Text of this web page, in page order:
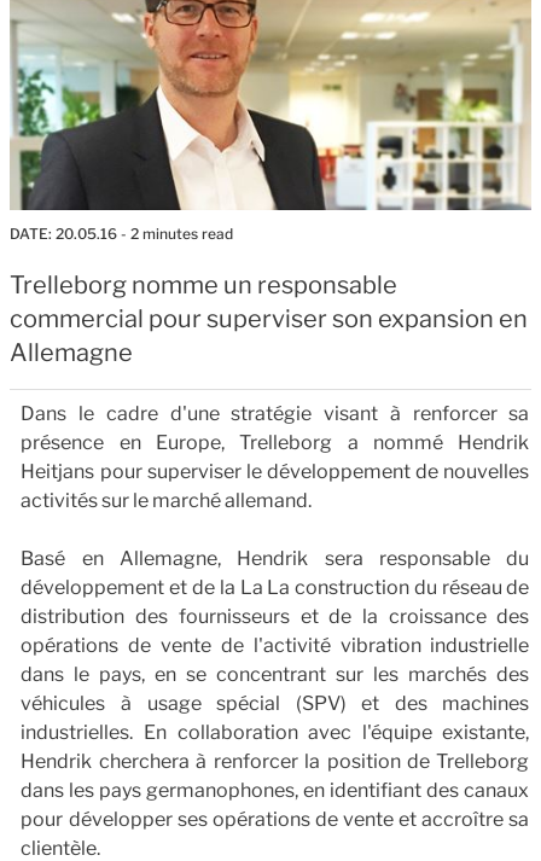
DATE: 20.05.16 - 2 minutes read
Trelleborg nomme un responsable
commercial pour superviser son expansion en
Allemagne
Dans le cadre d'une stratégie visant à renforcer sa
présence en Europe, Trelleborg a nommé Hendrik
Heitjans pour superviser le développement de nouvelles
activités sur le marché allemand.
Basé en Allemagne, Hendrik sera responsable du
développement et de la La La construction du réseau de
distribution des fournisseurs et de la croissance des
opérations de vente de l'activité vibration industrielle
dans le pays, en se concentrant sur les marchés des
véhicules à usage spécial (SPV) et des machines
industrielles. En collaboration avec l'équipe existante,
Hendrik cherchera à renforcer la position de Trelleborg
dans les pays germanophones, en identifiant des canaux
pour développer ses opérations de vente et accroître sa
clientèle.